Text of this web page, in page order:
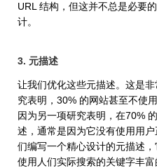
URL 结构，但这并不总是必要
计。
3. 元描述
让我们优化这些元描述。这是
究表明，30% 的网站甚至不使
因为另一项研究表明，在70%
述，通常是因为它没有使用用
们编写一个精心设计的元描述
使用人们实际搜索的关键字丰